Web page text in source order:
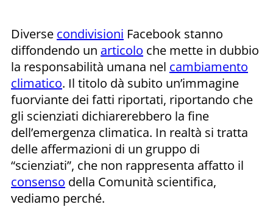
Diverse condivisioni Facebook stanno
diffondendo un articolo che mette in dubbio
la responsabilità umana nel cambiamento
climatico. Il titolo dà subito un’immagine
fuorviante dei fatti riportati, riportando che
gli scienziati dichiarerebbero la fine
dell’emergenza climatica. In realtà si tratta
delle affermazioni di un gruppo di
“scienziati”, che non rappresenta affatto il
consenso della Comunità scientifica,
vediamo perché.